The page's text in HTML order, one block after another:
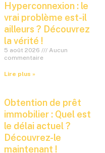
Hyperconnexion : le
vrai problème est-il
ailleurs ? Découvrez
la vérité !
5 août 2026
Aucun
commentaire
Lire plus »
Obtention de prêt
immobilier : Quel est
le délai actuel ?
Découvrez-le
maintenant !